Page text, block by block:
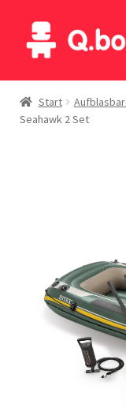
Skip
to
Skip
to
Home
Blog
English
Deutsch
Start
Seahawk 2 Set